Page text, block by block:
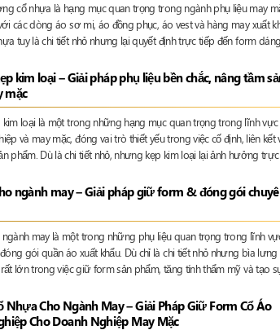
cổ nhựa là hạng mục quan trọng trong ngành phụ liệu may
các dòng áo sơ mi, áo đồng phục, áo vest và hàng may xuất
tuy là chi tiết nhỏ nhưng lại quyết định trực tiếp đến form dáng
kim loại – Giải pháp phụ liệu bền chắc, nâng tầm
mặc
kim loại là một trong những hạng mục quan trọng trong lĩnh
và may mặc, đóng vai trò thiết yếu trong việc cố định, liên kết
phẩm. Dù là chi tiết nhỏ, nhưng kẹp kim loại lại ảnh hưởng trực
ngành may – Giải pháp giữ form & đóng gói
ngành may là một trong những phụ liệu quan trọng trong lĩnh
gói quần áo xuất khẩu. Dù chỉ là chi tiết nhỏ nhưng bìa lưng
lớn trong việc giữ form sản phẩm, tăng tính thẩm mỹ và tạo
Nhựa Cho Ngành May – Giải Pháp Giữ Form Cổ Áo
Cho Doanh Nghiệp May Mặc